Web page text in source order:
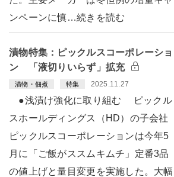
ンペーンに慎…続きを読む
漬物特集：ピックルスコーポレーショ
ン 「液切りいらず」拡充
漬物・佃煮 特集 2025.11.27
●浅漬け強化に取り組む ピックル
スホールディングス（HD）の子会社
ピックルスコーポレーションは今年5
月に「ご飯がススムキムチ」定番3品
の値上げと量目変更を実施した。大幅